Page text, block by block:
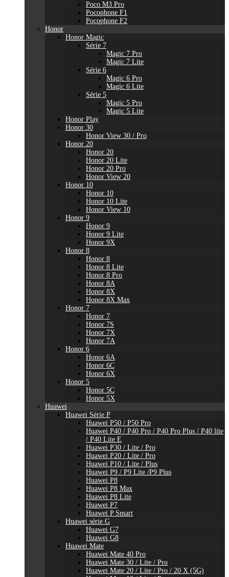
Poco M3 Pro
Pocophone F1
Pocophone F2
Honor
Honor Magic
Série 7
Magic 7 Pro
Magic 7 Lite
Série 6
Magic 6 Pro
Magic 6 Lite
Série 5
Magic 5 Pro
Magic 5 Lite
Honor Play
Honor 30
Honor View 30 / Pro
Honor 20
Honor 20
Honor 20 Lite
Honor 20 Pro
Honor View 20
Honor 10
Honor 10
Honor 10 Lite
Honor View 10
Honor 9
Honor 9
Honor 9 Lite
Honor 9X
Honor 8
Honor 8
Honor 8 Lite
Honor 8 Pro
Honor 8A
Honor 8X
Honor 8X Max
Honor 7
Honor 7
Honor 7S
Honor 7X
Honor 7A
Honor 6
Honor 6A
Honor 6C
Honor 6X
Honor 5
Honor 5C
Honor 5X
Huawei
Huawei Série P
Huawei P50 / P50 Pro
Huawei P40 / P40 Pro / P40 Pro Plus / P40 lite
/ P40 Lite E
Huawei P30 / Lite / Pro
Huawei P20 / Lite / Pro
Huawei P10 / Lite / Plus
Huawei P9 / P9 Lite /P9 Plus
Huawei P8
Huawei P8 Max
Huawei P8 Lite
Huawei P7
Huawei P Smart
Huawei série G
Huawei G7
Huawei G8
Huawei Mate
Huawei Mate 40 Pro
Huawei Mate 30 / Lite / Pro
Huawei Mate 20 / Lite / Pro / 20 X (5G)